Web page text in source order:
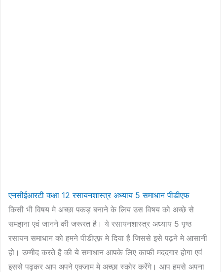
एनसीईआरटी कक्षा 12 रसायनशास्त्र अध्याय 5 समाधान पीडीएफ
किसी भी विषय मे अच्छा पकड़ बनाने के लिय उस विषय को अच्छे से
समझना एवं जानने की जरूरत है। ये रसायनशास्त्र अध्याय 5 पृष्ठ
रसायन समाधान को हमने पीडीएफ़ मे दिया है जिससे इसे पढ़ने मे आसानी
हो। उम्मीद करते है की ये समाधान आपके लिए काफी मददगार होगा एवं
इससे पढ़कर आप अपने एक्जाम मे अच्छा स्कोर करेंगे। आप हमसे अपना